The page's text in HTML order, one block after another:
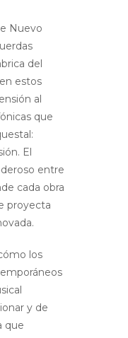
Nuevo
del
estos
al
que
El
entre
cada obra
proyecta
los
y de
que